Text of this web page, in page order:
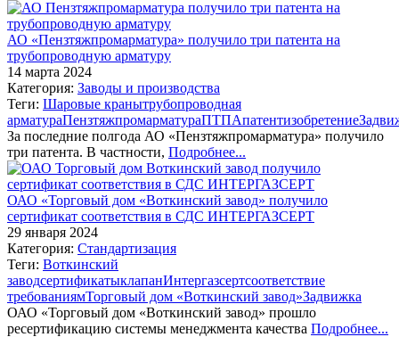
АО «Пензтяжпромарматура» получило три патента на
трубопроводную арматуру
14 марта 2024
Категория: Заводы и производства
Теги: Шаровые кранытрубопроводная
арматураПензтяжпромарматураПТПАпатентизобретение
За последние полгода АО «Пензтяжпромарматура» получило
три патента. В частности, Подробнее...
ОАО «Торговый дом «Воткинский завод» получило
сертификат соответствия в СДС ИНТЕРГАЗСЕРТ
29 января 2024
Категория: Стандартизация
Теги: Воткинский
заводсертификатыклапанИнтергазсертсоответствие
требованиямТорговый дом «Воткинский завод»Задвижка
ОАО «Торговый дом «Воткинский завод» прошло
ресертификацию системы менеджмента качества Подробнее...